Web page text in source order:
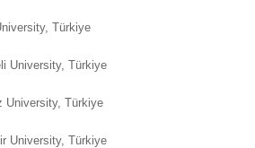
Türkiye
University, Türkiye
University, Türkiye
University, Türkiye